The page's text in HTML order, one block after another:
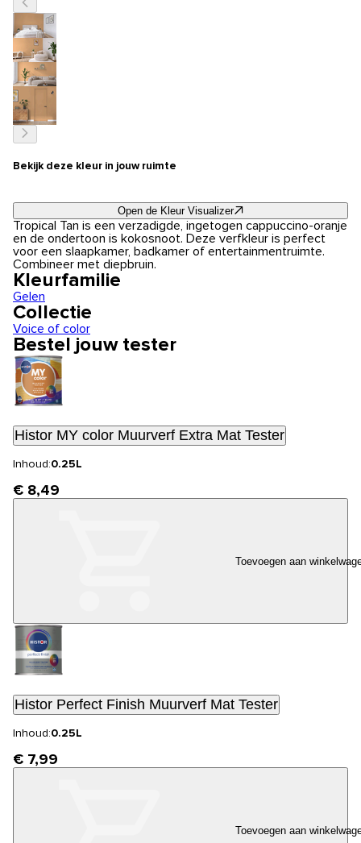
Bekijk deze kleur in jouw ruimte
Open de Kleur Visualizer
Tropical Tan is een verzadigde, ingetogen cappuccino-oranje
en de ondertoon is kokosnoot. Deze verfkleur is perfect
voor een slaapkamer, badkamer of entertainmentruimte.
Combineer met diepbruin.
Kleurfamilie
Gelen
Collectie
Voice of color
Bestel jouw tester
Histor MY color Muurverf Extra Mat Tester
Inhoud:0.25L
€ 8,49
Toevoegen aan
Histor Perfect Finish Muurverf Mat Tester
Inhoud:0.25L
€ 7,99
Toevoegen aan